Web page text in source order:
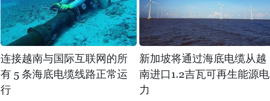
连接越南与国际互联网的所
有 5 条海底电缆线路正常运
行
新加坡将通过海底电缆从越
南进口1.2吉瓦可再生能源电
力